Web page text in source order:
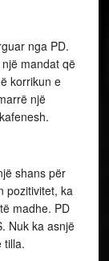
nga PD.
mandat që
korrikun e
një
shans për
pozitivitet, ka
madhe. PD
Nuk ka asnjë
tilla.